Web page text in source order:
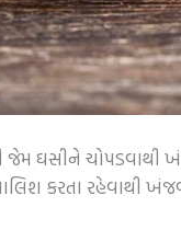
જેમ ઘસીને
કરતા રહેવાથી